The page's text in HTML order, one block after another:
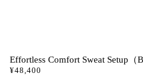
Effortless Comfort Sweat Setup（
¥48,400